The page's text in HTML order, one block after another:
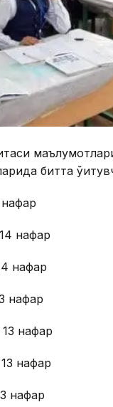
битта
нафар
нафар
нафар
нафар
нафар
нафар